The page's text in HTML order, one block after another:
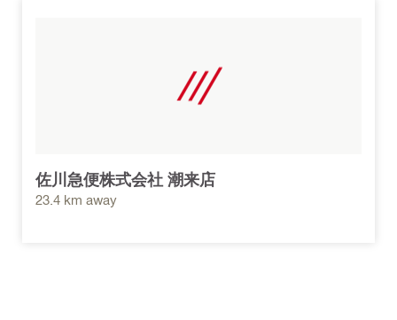
佐川急便株式会社 潮来店
23.4 km away